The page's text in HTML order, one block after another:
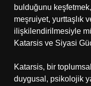
bulduğunu
meşruiyet, yurttaşlık
ilişkilendirilmesiyle
Katarsis ve Siyasi
Katarsis, bir
duygusal, psikolojik